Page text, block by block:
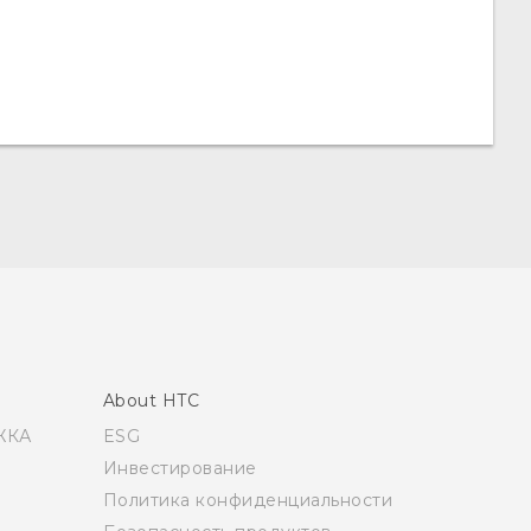
About HTC
ESG
Инвестирование
Политика конфиденциальности